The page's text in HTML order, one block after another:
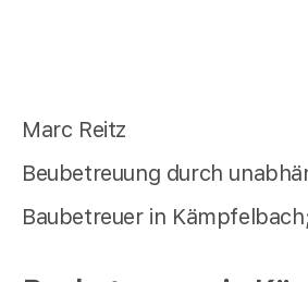
Marc Reitz
Beubetreuung durch
Baubetreuer in